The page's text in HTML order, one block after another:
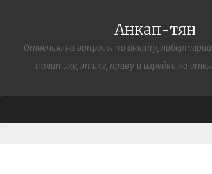
Анкап-тян
Отвечаю на вопросы по анкапу,
политике, этике, праву и изредка на